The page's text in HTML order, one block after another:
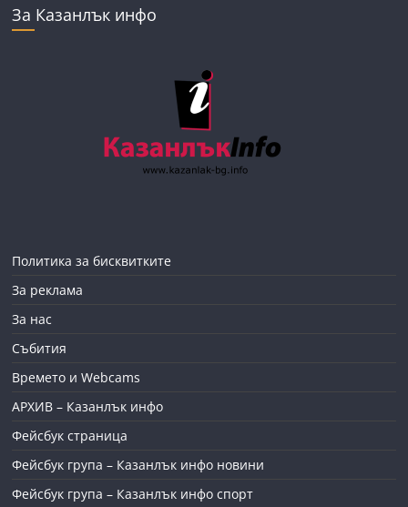
За Казанлък инфо
Политика за бисквитките
За реклама
За нас
Събития
Времето и Webcams
АРХИВ – Казанлък инфо
Фейсбук страница
Фейсбук група – Казанлък инфо новини
Фейсбук група – Казанлък инфо спорт